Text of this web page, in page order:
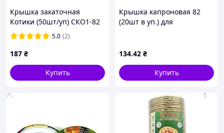
Материал крышки:
Диаметр:8,5 см.
Кол-во в упаковке:
консервации можна позвонив по номеру телефона
095-929-33-30; 097-981-27-71
Крышка закаточная
Котики (50шт/уп) СКО1-82
ПАННОЧКА 5.0 (2)
187 ₴
Купить
Крышка капроновая 82
(20шт в уп.) для
134.42 ₴
Купить